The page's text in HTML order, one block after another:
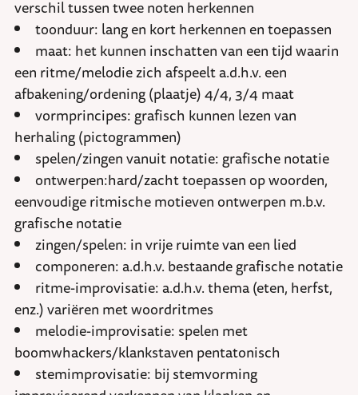
verschil tussen twee noten herkennen
toonduur: lang en kort herkennen en toepassen
maat: het kunnen inschatten van een tijd waarin
een ritme/melodie zich afspeelt a.d.h.v. een
afbakening/ordening (plaatje) 4/4, 3/4 maat
vormprincipes: grafisch kunnen lezen van
herhaling (pictogrammen)
spelen/zingen vanuit notatie: grafische notatie
ontwerpen:hard/zacht toepassen op woorden,
eenvoudige ritmische motieven ontwerpen m.b.v.
grafische notatie
zingen/spelen: in vrije ruimte van een lied
componeren: a.d.h.v. bestaande grafische notatie
ritme-improvisatie: a.d.h.v. thema (eten, herfst,
enz.) variëren met woordritmes
melodie-improvisatie: spelen met
boomwhackers/klankstaven pentatonisch
stemimprovisatie: bij stemvorming